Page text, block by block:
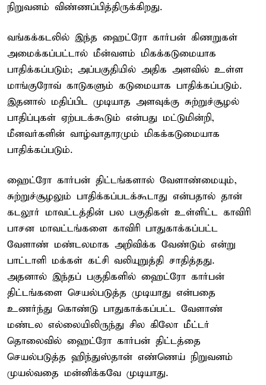
நிறுவனம் விண்ணப்பித்திருக்கிறது.
வங்கக்கடலில் இந்த ஹைட்ரோ கார்பன் கிணறுகள்
அமைக்கப்பட்டால் மீன்வளம் மிகக்கடுமையாக
பாதிக்கப்படும்; அப்பகுதியில் அதிக அளவில் உள்ள
மாங்குரோவ் காடுகளும் கடுமையாக பாதிக்கப்படும்.
இதனால் மதிப்பிட முடியாத அளவுக்கு சுற்றுச்சூழல்
பாதிப்புகள் ஏற்படக்கூடும் என்பது மட்டுமின்றி,
மீனவர்களின் வாழ்வாதாரமும் மிகக்கடுமையாக
பாதிக்கப்படும்.
ஹைட்ரோ கார்பன் திட்டங்களால் வேளாண்மையும்,
சுற்றுச்சூழலும் பாதிக்கப்படக்கூடாது என்பதால் தான்
கடலூர் மாவட்டத்தின் பல பகுதிகள் உள்ளிட்ட காவிரி
பாசன மாவட்டங்களை காவிரி பாதுகாக்கப்பட்ட
வேளாண் மண்டலமாக அறிவிக்க வேண்டும் என்று
பாட்டாளி மக்கள் கட்சி வலியுறுத்தி சாதித்தது.
அதனால் இந்தப் பகுதிகளில் ஹைட்ரோ கார்பன்
திட்டங்களை செயல்படுத்த முடியாது என்பதை
உணர்ந்து கொண்டு பாதுகாக்கப்பட்ட வேளாண்
மண்டல எல்லையிலிருந்து சில கிலோ மீட்டர்
தொலைவில் ஹைட்ரோ கார்பன் திட்டத்தை
செயல்படுத்த ஹிந்துஸ்தான் எண்ணெய் நிறுவனம்
முயல்வதை மன்னிக்கவே முடியாது.